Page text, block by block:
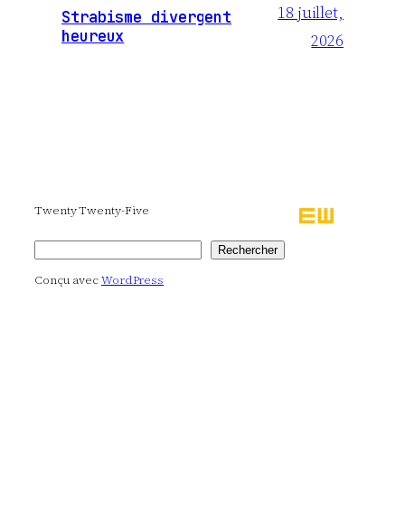
Strabisme divergent
heureux
18 juillet,
2026
Twenty Twenty-Five
Rechercher
Conçu avecWordPress